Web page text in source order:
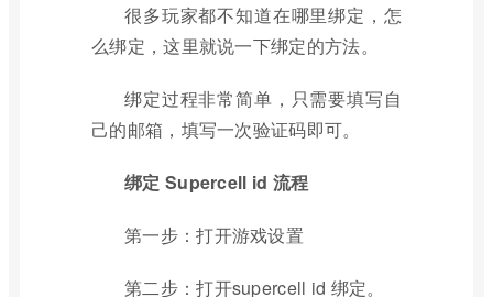
很多玩家都不知道在哪里绑定，怎
么绑定，这里就说一下绑定的方法。
绑定过程非常简单，只需要填写自
己的邮箱，填写一次验证码即可。
绑定 Supercell id 流程
第一步：打开游戏设置
第二步：打开supercell id 绑定。